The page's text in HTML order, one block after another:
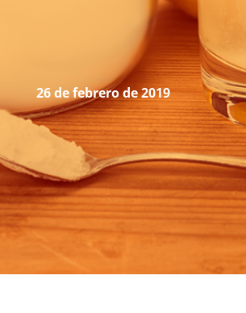
26 de febrero de 2019